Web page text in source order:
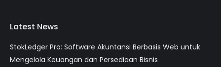
Latest News
StokLedger Pro: Software Akuntansi Berbasis Web untuk
Mengelola Keuangan dan Persediaan Bisnis